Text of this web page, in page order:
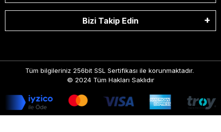
Bizi Takip Edin
Tüm bilgileriniz 256bit SSL Sertifikası ile korunmaktadır.
© 2024 Tüm Hakları Saklıdır